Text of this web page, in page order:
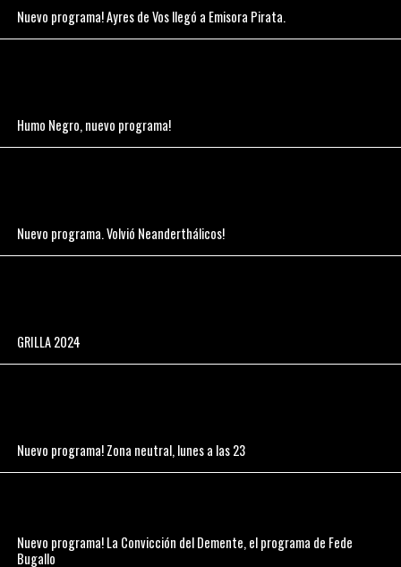
Nuevo programa! Ayres de Vos llegó a Emisora Pirata.
Humo Negro, nuevo programa!
Nuevo programa. Volvió Neanderthálicos!
GRILLA 2024
Nuevo programa! Zona neutral, lunes a las 23
Nuevo programa! La Convicción del Demente, el programa de Fede
Bugallo